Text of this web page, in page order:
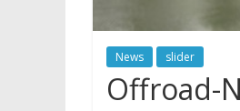
News slider
Offroad-